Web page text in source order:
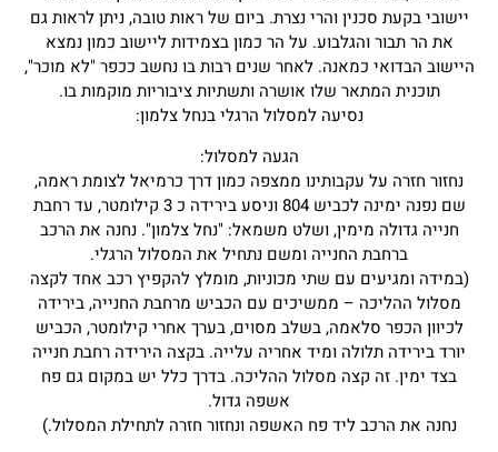
יישובי בקעת סכנין והרי נצרת. ביום של ראות טובה, ניתן לראות גם
את הר תבור והגלבוע. על הר כמון בצמידות ליישוב כמון נמצא
היישוב הבדואי כמאנה. לאחר שנים רבות בו נחשב ככפר "לא מוכר",
תוכנית המתאר שלו אושרה ותשתיות ציבוריות מוקמות בו.
נסיעה למסלול הרגלי בנחל צלמון:
הגעה למסלול:
נחזור חזרה על עקבותינו ממצפה כמון דרך כרמיאל לצומת ראמה,
שם נפנה ימינה לכביש 804 וניסע בירידה כ 3 קילומטר, עד רחבת
חנייה גדולה מימין, ושלט משמאל: "נחל צלמון". נחנה את הרכב
ברחבת החנייה ומשם נתחיל את המסלול הרגלי.
(במידה ומגיעים עם שתי מכוניות, מומלץ להקפיץ רכב אחד לקצה
מסלול ההליכה – ממשיכים עם הכביש מרחבת החנייה, בירידה
לכיוון הכפר סלאמה, בשלב מסוים, בערך אחרי קילומטר, הכביש
יורד בירידה תלולה ומיד אחריה עלייה. בקצה הירידה רחבת חנייה
בצד ימין. זה קצה מסלול ההליכה. בדרך כלל יש במקום גם פח
אשפה גדול.
נחנה את הרכב ליד פח האשפה ונחזור חזרה לתחילת המסלול.)